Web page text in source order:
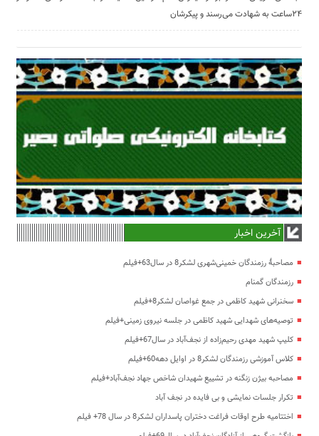
۲۴ساعت به شهادت می‌رسند و پیکرشان
آخرین اخبار
مصاحبۀ رزمندگان خمینی‌شهری لشکر8 در سال63+فیلم
رزمندگان گمنام
سخنرانی شهید کاظمی در جمع غواصان لشکر8+فیلم
توصیه‌های شهدایی شهید کاظمی در جلسه نیروی زمینی+فیلم
کلیپ شهید مهدی رحیم‌زاده از نجف‌آباد در سال67+فیلم
کلاس آموزشی رزمندگان لشکر8 در اوایل دهه60+فیلم
مصاحبه بیژن زنگنه در تشییع شهیدان شاخص جهاد نجف‌آباد+فیلم
تکرار جلسات نمایشی و بی فایده در نجف آباد
اختتامیه طرح اوقات فراغت دختران پاسداران لشکر8 در سال 78+ فیلم